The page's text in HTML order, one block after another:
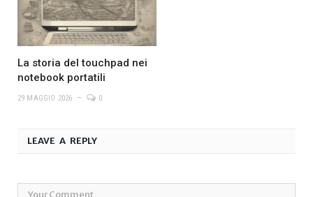
La storia del touchpad nei
notebook portatili
29 MAGGIO 2026 0
LEAVE A REPLY